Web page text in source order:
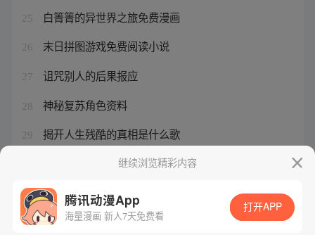
25 白箐箐的异世界之旅免费漫画
26 末日拼图游戏免费阅读小说
27 诅咒别人的后果报应
28 神秘复苏角色资料
29 揭开人生残酷的真相是什么歌
超神机械师韩萧与艾默丝继续浏览精彩内容
腾讯动漫App
海量漫画 新人7天免费看
打开APP